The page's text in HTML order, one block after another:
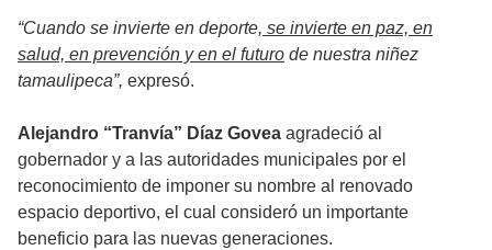
“Cuando se invierte en deporte, se invierte en paz, en
salud, en prevención y en el futuro de nuestra niñez
tamaulipeca”, expresó.
Alejandro “Tranvía” Díaz Govea agradeció al
gobernador y a las autoridades municipales por el
reconocimiento de imponer su nombre al renovado
espacio deportivo, el cual consideró un importante
beneficio para las nuevas generaciones.